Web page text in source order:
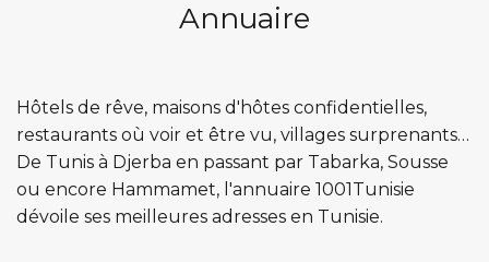
Annuaire
Hôtels de rêve, maisons d'hôtes confidentielles,
restaurants où voir et être vu, villages surprenants…
De Tunis à Djerba en passant par Tabarka, Sousse
ou encore Hammamet, l'annuaire 1001Tunisie
dévoile ses meilleures adresses en Tunisie.